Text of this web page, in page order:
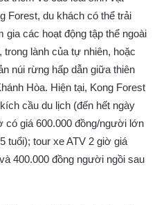
Forest, du khách có thể trải
gia các hoạt động tập thể ngoài
lành của tự nhiên, hoặc
núi rừng hấp dẫn giữa thiên
Hòa. Hiện tại, Kong Forest
cầu du lịch (đến hết ngày
có giá 600.000 đồng/người lớn
tuổi); tour xe ATV 2 giờ giá
400.000 đồng người ngồi sau